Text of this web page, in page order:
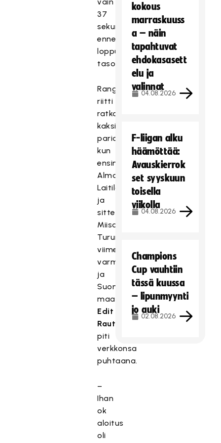
37
sekuntia
ennen
loppusummeria
tasoituksen.
Rangaistuslaukauskisassa
riitti
ratkaisuun
kaksi
paria,
kun
ensin
Alma
Laitila
ja
sitten
Miisa
Turunen
viimeistelivät
varmasti,
ja
Suomen
maalissa
Edit
Rautakoski
piti
verkkonsa
puhtaana.
–
Ihan
ok
aloitus
oli
kokous
marraskuuss
a – näin
tapahtuvat
ehdokasasett
elu ja
valinnat
04.08.2026
F-liigan alku
häämöttää:
Avauskierrok
set syyskuun
toisella
viikolla
04.08.2026
Champions
Cup vauhtiin
tässä kuussa
– lipunmyynti
jo auki
02.08.2026